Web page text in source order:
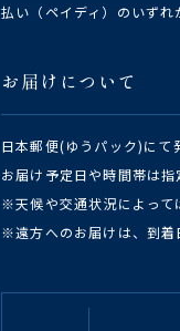
払い（ペイディ）のいずれ
お届けについて
日本郵便(ゆうパック)にて
お届け予定日や時間帯は
※天候や交通状況によって
※遠方へのお届けは、到着